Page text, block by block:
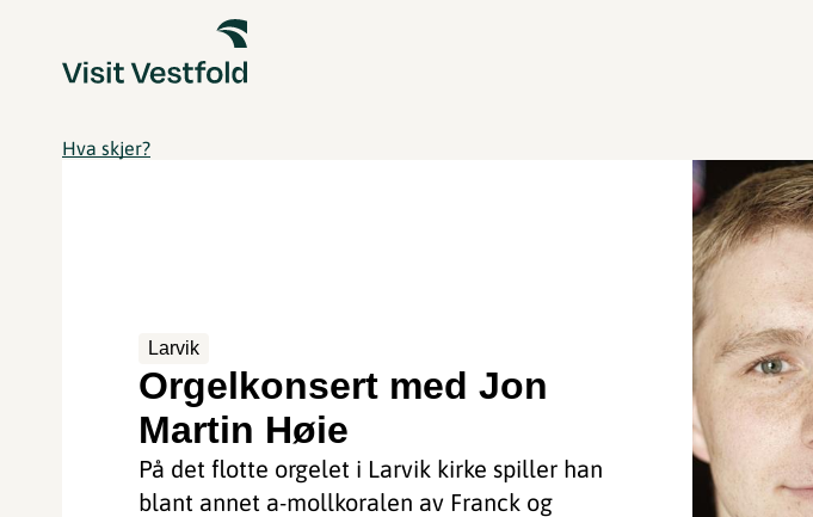
Hva skjer?
Larvik
Orgelkonsert med Jon
Martin Høie
På det flotte orgelet i Larvik kirke spiller han
blant annet a-mollkoralen av Franck og